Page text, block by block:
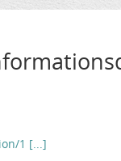
1 [...]